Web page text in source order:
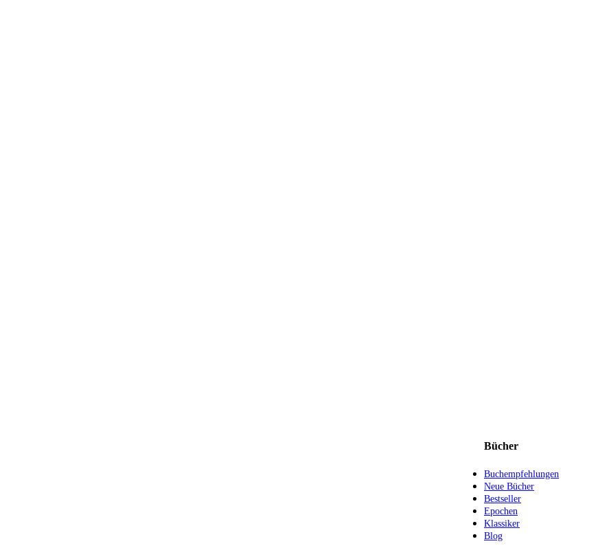
Bücher
Buchempfehlungen
Neue Bücher
Bestseller
Epochen
Klassiker
Blog